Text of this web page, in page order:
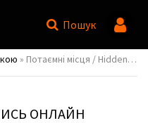
Пошук
» Потаємні місця / Hidden Places
ОНЛАЙН